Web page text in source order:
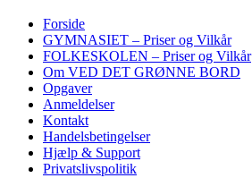
Forside
GYMNASIET – Priser og Vilkår
FOLKESKOLEN – Priser og Vilkår
Om VED DET GRØNNE BORD
Opgaver
Anmeldelser
Kontakt
Handelsbetingelser
Hjælp & Support
Privatslivspolitik